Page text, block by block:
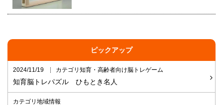
ピックアップ
2024/11/19 カテゴリ知育・高齢者向け脳トレゲーム
知育脳トレパズル ひもとき名人
カテゴリ地域情報